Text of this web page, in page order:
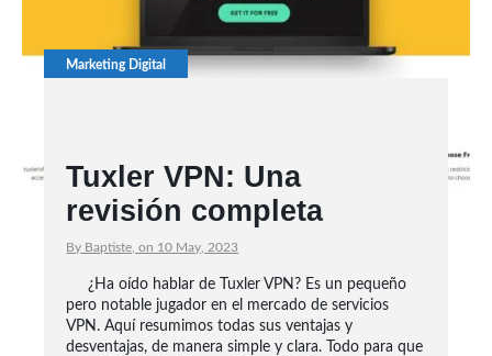
Marketing Digital
Tuxler VPN: Una
revisión completa
By Baptiste, on 10 May, 2023
¿Ha oído hablar de Tuxler VPN? Es un pequeño
pero notable jugador en el mercado de servicios
VPN. Aquí resumimos todas sus ventajas y
desventajas, de manera simple y clara. Todo para que